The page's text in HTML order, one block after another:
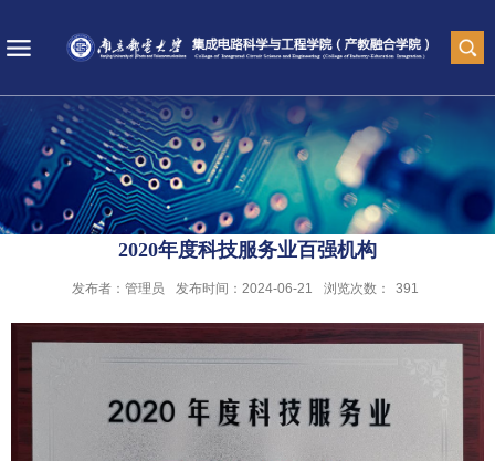
2020年度科技服务业百强机构
发布者：管理员 发布时间：2024-06-21 浏览次数： 391